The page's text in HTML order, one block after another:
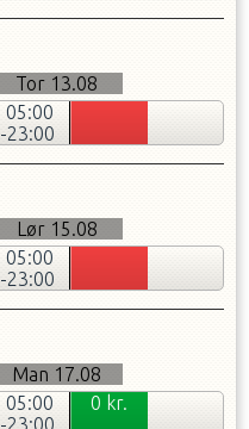
Tor 13.08
05:00
-23:00
Lør 15.08
05:00
-23:00
Man 17.08
05:00
-23:00
0 kr.